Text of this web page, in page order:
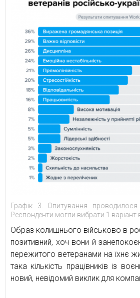
Графік 3. Опитування проводилося
Респонденти могли вибрати 1 варіант
Образ колишнього військово в
позитивний, хоч вони й
пережитого ветеранами на їхнє
така кількість працівників із
новий, невідомий виклик для